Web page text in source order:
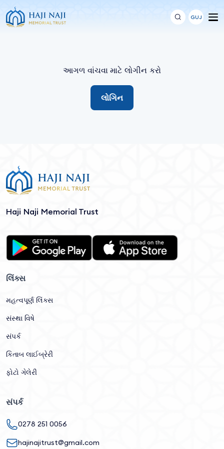
GUJ
આગળ વાંચવા માટે લોગીન કરો
લોગિન
Haji Naji Memorial Trust
લિંક્સ
મહત્વપૂર્ણ લિંક્સ
સંસ્થા વિષે
સંપર્ક
કિતાબ લાઈબ્રેરી
ફોટો ગેલેરી
સંપર્ક
0278 251 0056
hajinajitrust@gmail.com